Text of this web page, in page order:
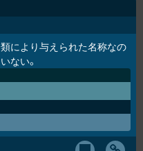
により与えられた名称なの
ない。